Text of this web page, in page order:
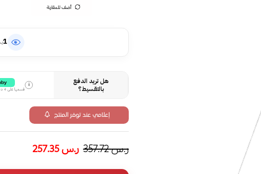
أضف للمقارنة
1
هل تريد الدفع
بالتقسيط؟
i
قسمها على 4 دفعات بدون تعقيد
إعلامي عند توفر المنتج
ر.س357.72 ر.س257.35